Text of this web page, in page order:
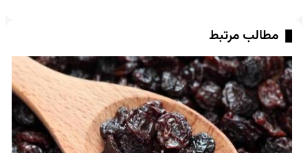
مطالب مرتبط